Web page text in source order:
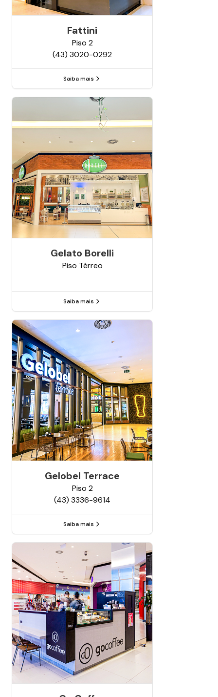
Fattini
Piso 2
(43) 3020-0292
Saiba mais
Gelato Borelli
Piso Térreo
Saiba mais
Gelobel Terrace
Piso 2
(43) 3336-9614
Saiba mais